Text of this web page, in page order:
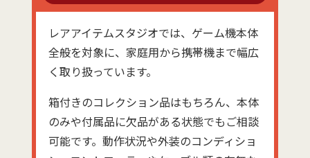
レアアイテムスタジオでは、ゲーム機本体
全般を対象に、家庭用から携帯機まで幅広
く取り扱っています。
箱付きのコレクション品はもちろん、本体
のみや付属品に欠品がある状態でもご相談
可能です。動作状況や外装のコンディショ